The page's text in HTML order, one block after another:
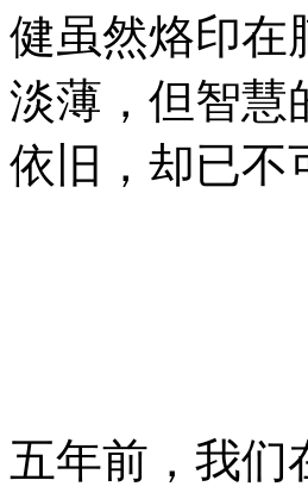
健虽然烙印在
淡薄，但智慧
依旧，却已不
五年前，我们